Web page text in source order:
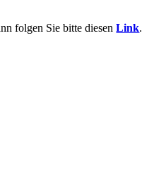
folgen Sie bitte diesenLink.